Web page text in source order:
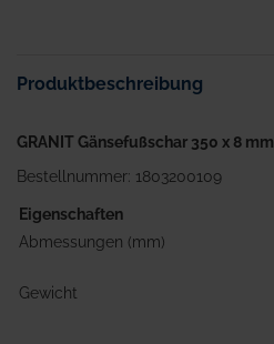
Produktbeschreibung
GRANIT Gänsefußschar 350 x 8 mm
Bestellnummer: 1803200109
Eigenschaften
Abmessungen (mm)
Gewicht